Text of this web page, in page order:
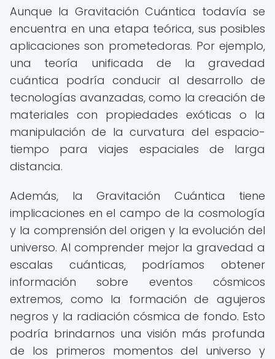
Aunque la Gravitación Cuántica todavía se
encuentra en una etapa teórica, sus posibles
aplicaciones son prometedoras. Por ejemplo,
una teoría unificada de la gravedad
cuántica podría conducir al desarrollo de
tecnologías avanzadas, como la creación de
materiales con propiedades exóticas o la
manipulación de la curvatura del espacio-
tiempo para viajes espaciales de larga
distancia.
Además, la Gravitación Cuántica tiene
implicaciones en el campo de la cosmología
y la comprensión del origen y la evolución del
universo. Al comprender mejor la gravedad a
escalas cuánticas, podríamos obtener
información sobre eventos cósmicos
extremos, como la formación de agujeros
negros y la radiación cósmica de fondo. Esto
podría brindarnos una visión más profunda
de los primeros momentos del universo y